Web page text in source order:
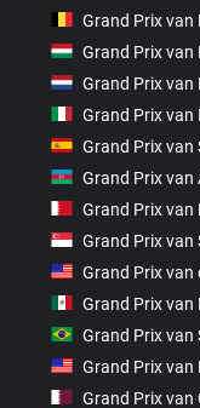
Grand Prix van
Grand Prix
Grand Prix van
Grand Prix van
Grand Prix van
Grand Prix van
Grand Prix van
Grand Prix van
Grand Prix van
Grand Prix van
Grand Prix van
Grand Prix van
Grand Prix van